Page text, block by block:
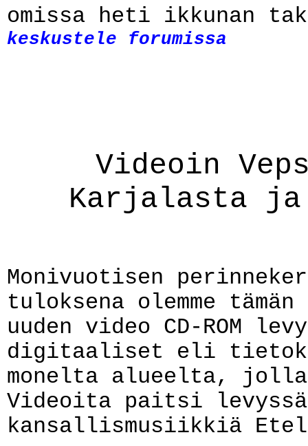
omissa heti ikkunan
keskustele forumissa
Videoin
Karjalasta ja
Monivuotisen
tuloksena olemme
uuden video CD-ROM
digitaaliset eli
monelta alueelta,
Videoita paitsi
kansallismusiikkiä